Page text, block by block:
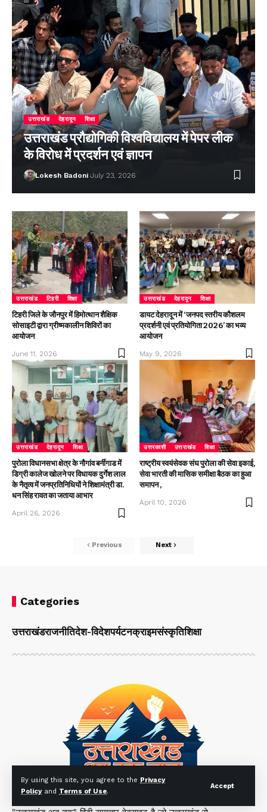
By using this site, you agree to the Privacy
Policyand Terms of Use.
Accept
उत्तराखंड देहरादून शिक्षा
उत्तराखंड प्रौद्योगिकी विश्वविद्यालय में पेपर लीक
के विरोध में प्रदर्शन एवं ज्ञापन
Lokesh Badoni July 23, 2026
उत्तराखंड टिहरी शिक्षा
टिहरी जिले के जौनपुर में हिमोत्थान शैक्षिक
सोसाइटी द्वारा ग्रीष्मकालीन शिविरों का
आयोजन
June 11, 2026
उत्तराखंड देहरादून शिक्षा
डायट देहरादून में ‘जनपद स्तरीय कौशलम
प्रदर्शनी एवं प्रतियोगिता 2026’ का भव्य
आयोजन
May 9, 2026
उत्तराखंड देहरादून शिक्षा
पुरोला विधानसभा क्षेत्र के नौगांव बर्नीगाड में
डिग्री कालेज खोलने पर विधायक दुर्गेश लाल
के नैतृत्व में जनप्रतिनिधियों ने शिक्षामंत्री डा.
धन सिंह रावत का जताया आभार
April 26, 2026
उत्तरकाशी उत्तराखंड शिक्षा
राष्ट्रीय स्वयंसेवक संघ पुरोला की सेवा इकाई,
सेवा भारती की मासिक समीक्षा बैठक का हुआ
समापन ,
April 10, 2026
Previous Next
Categories
उत्तराखंडराजनीतिदेश-विदेशपर्यटनक्राइमसंस्कृतिशिक्षा